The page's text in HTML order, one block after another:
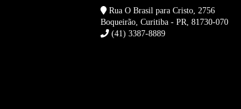
Rua O Brasil para Cristo, 2756
Boqueirão, Curitiba - PR, 81730-070
(41) 3387-8889